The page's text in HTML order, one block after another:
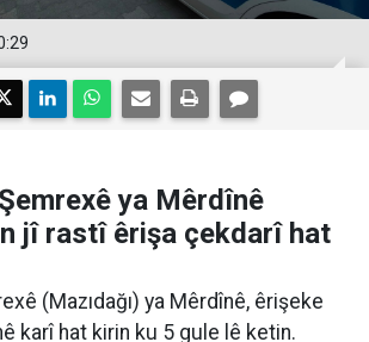
ya Mêrdînê
jî rastî êrişa çekdarî hat
(Mazıdağı) ya Mêrdînê, êrişeke
karî hat kirin ku 5 gule lê ketin.